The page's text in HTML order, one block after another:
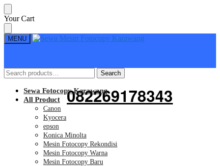
Skip
to
navigation
Skip
to
content
Your Cart
MENU
Search
for:
Search
082269178343
Search
for:
Search
Sewa Fotocopy Karawang
All Product
Canon
Kyocera
epson
Konica Minolta
Mesin Fotocopy Rekondisi
Mesin Fotocopy Warna
Mesin Fotocopy Baru